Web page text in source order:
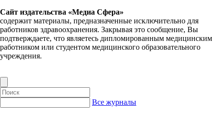
Сайт издательства «Медиа Сфера»
содержит материалы, предназначенные исключительно для
работников здравоохранения. Закрывая это сообщение, Вы
подтверждаете, что являетесь дипломированным медицинским
работником или студентом медицинского образовательного
учреждения.
Все журналы